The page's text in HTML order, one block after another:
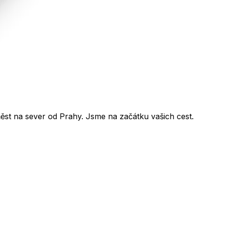
na sever od Prahy. Jsme na začátku vašich cest.